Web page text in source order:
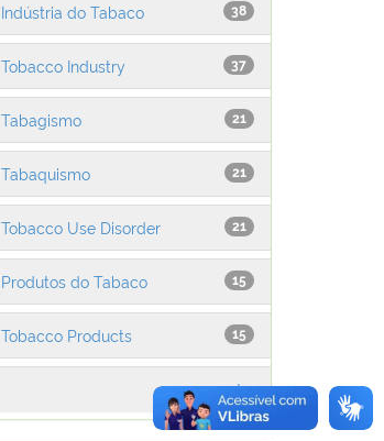
38
Indústria do Tabaco
37
Tobacco Industry
21
Tabagismo
21
Tabaquismo
21
Tobacco Use Disorder
15
Produtos do Tabaco
15
Tobacco Products
next >